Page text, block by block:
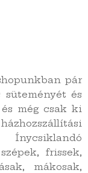
pár
és
még csak ki
frissek,
mákosak,